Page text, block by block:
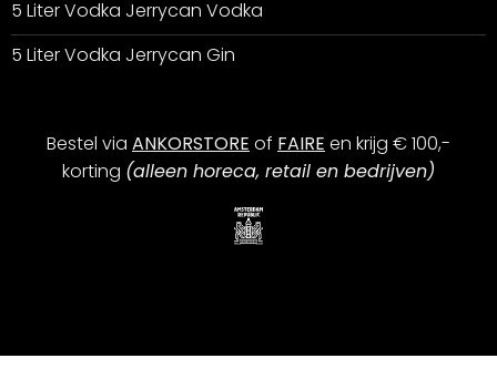
5 Liter Vodka Jerrycan Vodka
5 Liter Vodka Jerrycan Gin
Bestel via ANKORSTORE of FAIRE en krijg € 100,-
korting (alleen horeca, retail en bedrijven)